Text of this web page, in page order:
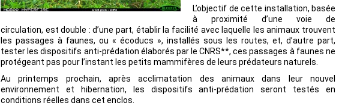
L’objectif de cette installation, basée
à proximité d’une voie de
circulation, est double : d’une part, établir la facilité avec laquelle les animaux trouvent
les passages à faunes, ou « écoducs », installés sous les routes, et, d’autre part,
tester les dispositifs anti-prédation élaborés par le CNRS**, ces passages à faunes ne
protégeant pas pour l’instant les petits mammifères de leurs prédateurs naturels.
Au printemps prochain, après acclimatation des animaux dans leur nouvel
environnement et hibernation, les dispositifs anti-prédation seront testés en
conditions réelles dans cet enclos.